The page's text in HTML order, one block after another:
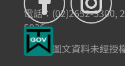
電話：(02)2652-3300,
5836
本網站圖文資料未經授